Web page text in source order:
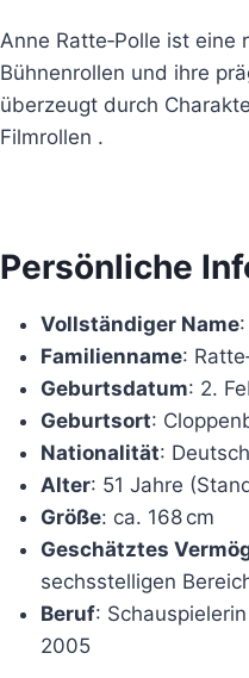
Anne Ratte‑Polle ist eine
Bühnenrollen und ihre
überzeugt durch
Filmrollen .
Persönliche
Vollständiger Name
Familienname:
Geburtsdatum: 2.
Geburtsort:
Nationalität: Deutsch
Alter: 51 Jahre
Größe: ca. 168 cm
Geschätztes
sechsstelligen
Beruf:
2005